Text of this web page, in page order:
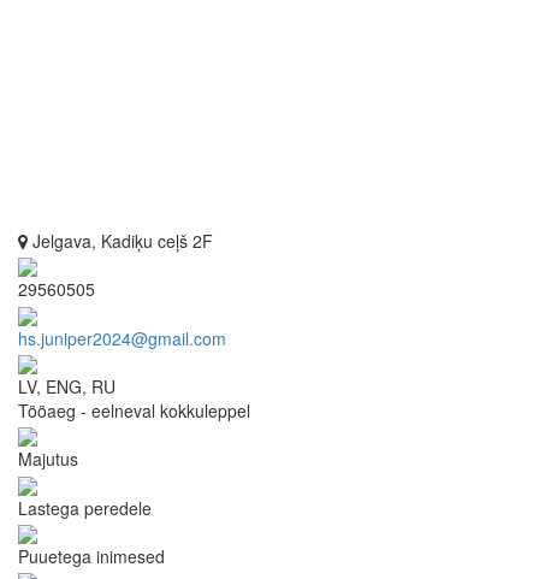
Jelgava, Kadiķu ceļš 2F
29560505
hs.juniper2024@gmail.com
LV, ENG, RU
Tööaeg - eelneval kokkuleppel
Majutus
Lastega peredele
Puuetega inimesed